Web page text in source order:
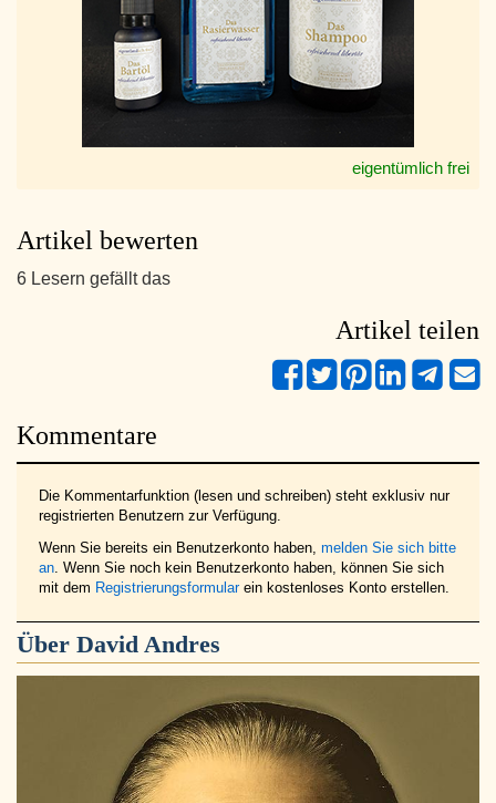
eigentümlich frei
Artikel bewerten
6 Lesern gefällt das
Artikel teilen
Kommentare
Die Kommentarfunktion (lesen und schreiben) steht exklusiv nur
registrierten Benutzern zur Verfügung.
Wenn Sie bereits ein Benutzerkonto haben, melden Sie sich bitte
an . Wenn Sie noch kein Benutzerkonto haben, können Sie sich
mit dem Registrierungsformularein kostenloses Konto erstellen.
Über David Andres